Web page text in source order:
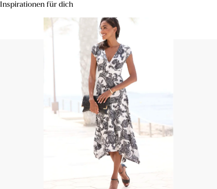
Inspirationen für dich